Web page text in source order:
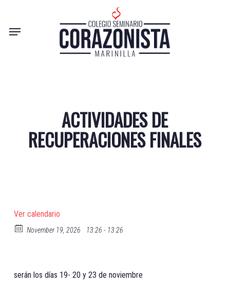
mainMenu
ACTIVIDADES DE
RECUPERACIONES FINALES
Ver calendario
November 19, 2026 13:26 - 13:26
serán los días 19- 20 y 23 de noviembre